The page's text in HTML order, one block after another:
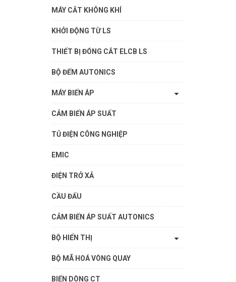
MÁY CẮT KHÔNG KHÍ
KHỞI ĐỘNG TỪ LS
THIẾT BỊ ĐÓNG CẮT ELCB LS
BỘ ĐẾM AUTONICS
MÁY BIẾN ÁP
CẢM BIẾN ÁP SUẤT
TỦ ĐIỆN CÔNG NGHIỆP
EMIC
ĐIỆN TRỞ XẢ
CẦU ĐẤU
CẢM BIẾN ÁP SUẤT AUTONICS
BỘ HIỂN THỊ
BỘ MÃ HOÁ VÒNG QUAY
BIẾN DÒNG CT